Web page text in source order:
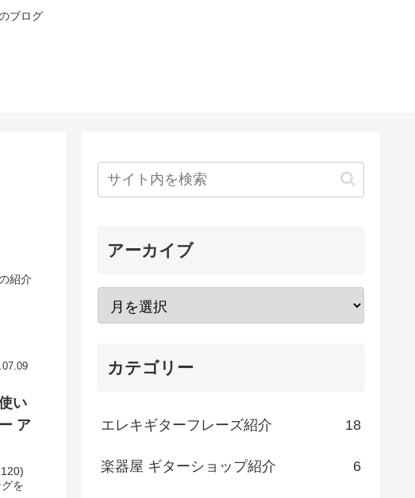
ブログ
紹介
い
ア
を
アーカイブ
カテゴリー
エレキギターフレーズ紹介 18
楽器屋 ギターショップ紹介 6